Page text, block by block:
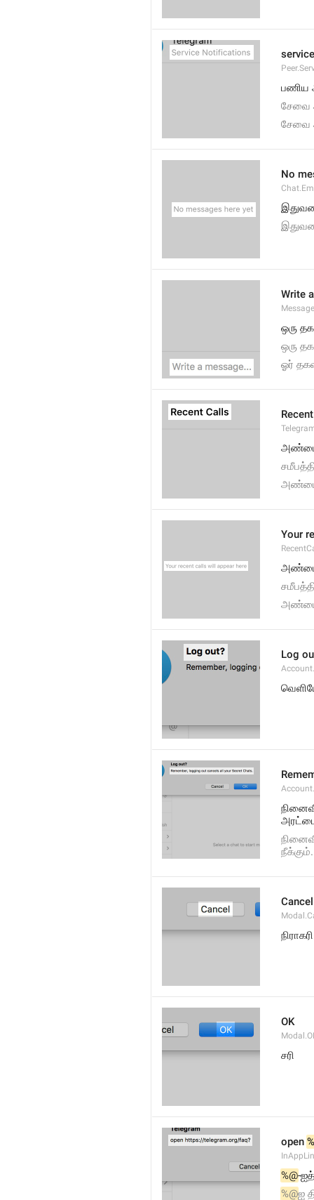
பணிய
சேவை
சேவை
No
Write
ஒரு
ஒரு
ஓர்
அண்மை
அண்மை
Your
அண்மை
அண்மை
Log
நீக்கும்.
Cancel
நிராகரி
OK
சரி
open
%@-
%@ஐ